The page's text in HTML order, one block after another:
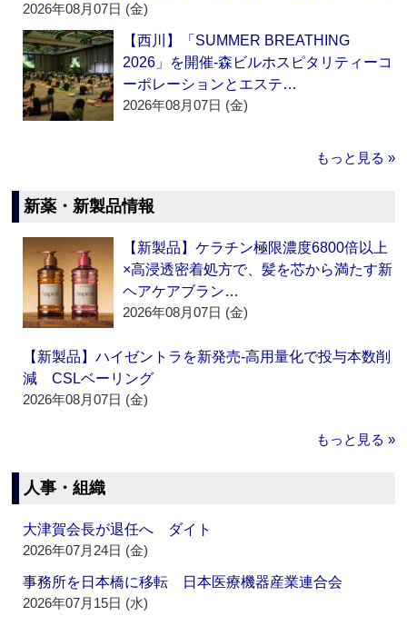
2026年08月07日 (金)
【西川】「SUMMER BREATHING
2026」を開催‐森ビルホスピタリティーコ
ーポレーションとエステ…
2026年08月07日 (金)
もっと見る »
新薬・新製品情報
【新製品】ケラチン極限濃度6800倍以上
×高浸透密着処方で、髪を芯から満たす新
ヘアケアブラン…
2026年08月07日 (金)
【新製品】ハイゼントラを新発売‐高用量化で投与本数削
減 CSLベーリング
2026年08月07日 (金)
もっと見る »
人事・組織
大津賀会長が退任へ ダイト
2026年07月24日 (金)
事務所を日本橋に移転 日本医療機器産業連合会
2026年07月15日 (水)